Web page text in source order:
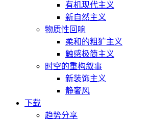
有机现代主义
新自然主义
物质性回响
柔和的粗犷主义
触感极简主义
时空的重构叙事
新装饰主义
静奢风
下载
趋势分享